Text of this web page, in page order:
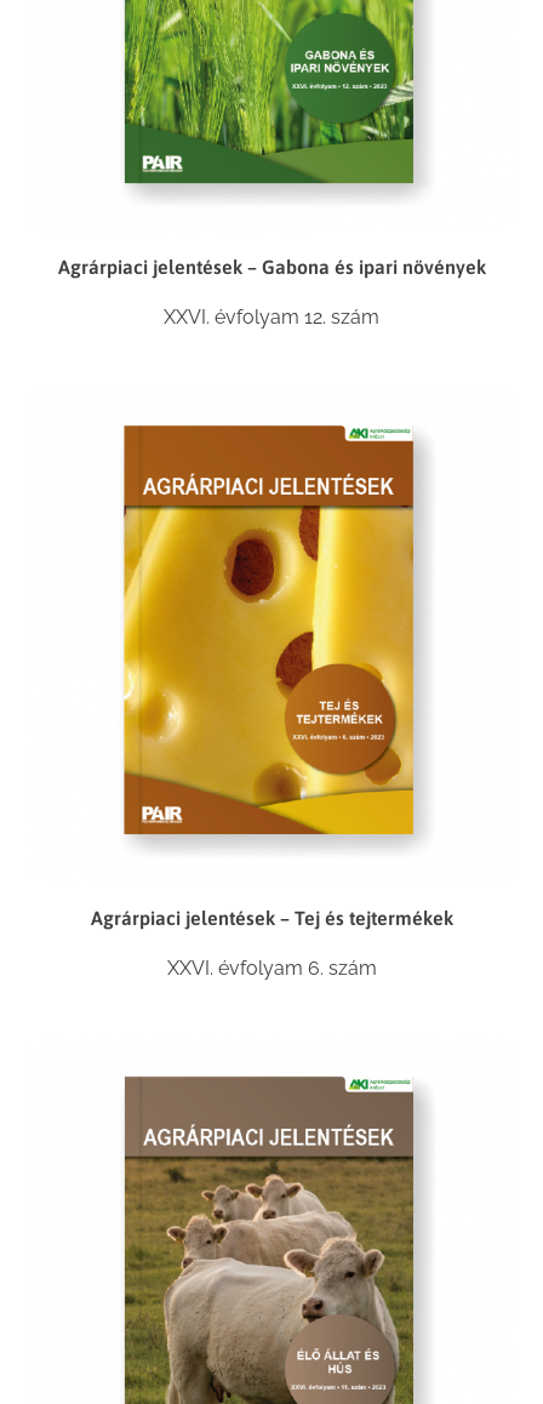
Agrárpiaci jelentések – Gabona és ipari növények
XXVI. évfolyam 12. szám
Agrárpiaci jelentések – Tej és tejtermékek
XXVI. évfolyam 6. szám